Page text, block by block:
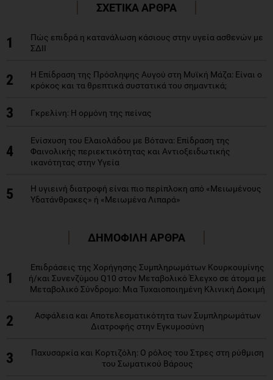
ΣΧΕΤΙΚΑ ΑΡΘΡΑ
1
Πώς επιδρά η κατανάλωση κάσιους στην υγεία ασθενών με
ΣΔΙΙ
2
Η Επίδραση της Πρόσληψης Αυγού στη Μυϊκή Μάζα: Είναι ο
κρόκος και τα θρεπτικά συστατικά του σημαντικά;
3 Γκρελίνη: H ορμόνη της πείνας
4
Ενίσχυση του Ελαιολάδου με Βότανα: Επίδραση της
Φαινολικής περιεκτικότητας και Αντιοξειδωτικής
ικανότητας στην Υγεία
5
Η υγιεινή διατροφή είναι πιο περίπλοκη από «Μειωμένους
Υδατάνθρακες» ή «Μειωμένα Λιπαρά»
ΔΗΜΟΦΙΛΗ ΑΡΘΡΑ
1
Επιδράσεις της Χορήγησης Συμπληρωμάτων Κουρκουμίνης
ή/και Συνενζύμου Q10 στον Μεταβολικό Έλεγχο σε άτομα με
Μεταβολικό Σύνδρομο: Μια Τυχαιοποιημένη Κλινική Δοκιμή
2
Ασφάλεια και Αποτελεσματικότητα των Συμπληρωμάτων
Διατροφής στην Εγκυμοσύνη
3
Παχυσαρκία και Κορτιζόλη: Ο ρόλος του Στρες στη ρύθμιση
του Σωματικού Βάρους